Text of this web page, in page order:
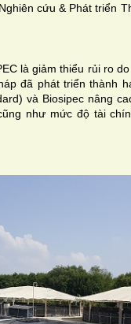
cứu & Phát triển
là giảm thiểu rủi ro
đã phát triển thành
và Biosipec nâng
như mức độ tài